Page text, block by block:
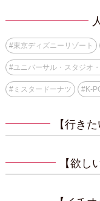
#東京ディズニーリゾート
#ユニバーサル・スタジオ
#ミスタードーナツ #K-
【行き
【欲し